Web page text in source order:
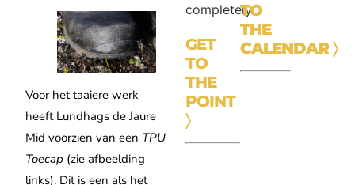
Voor het taaiere werk
heeft Lundhags de Jaure
Mid voorzien van een TPU
Toecap (zie afbeelding
links). Dit is een als het
completely.
GET
TO
THE
POINT
〉
TO
THE
CALENDAR〉